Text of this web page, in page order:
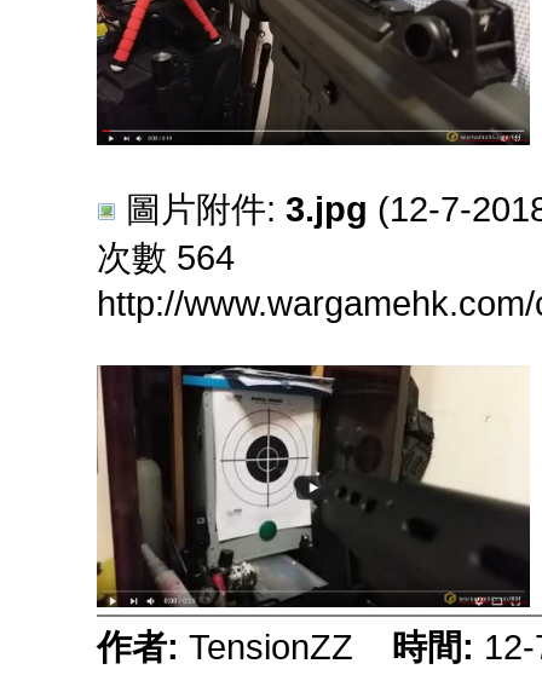
圖片附件: 3.jpg (12-7-
次數 564
http://
作者: TensionZZ 時間: